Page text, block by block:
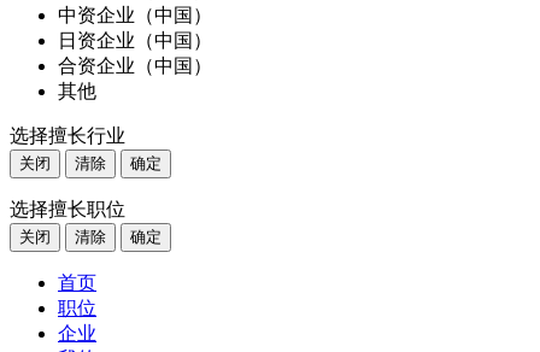
中资企业（中国）
日资企业（中国）
合资企业（中国）
其他
选择擅长行业
关闭 清除 确定
选择擅长职位
关闭 清除 确定
首页
职位
企业